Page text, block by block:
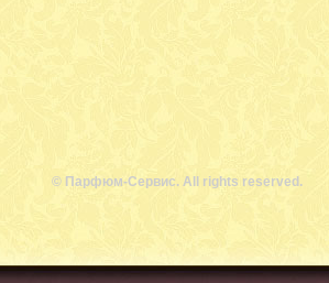
© Парфюм-Сервис. All rights reserved.